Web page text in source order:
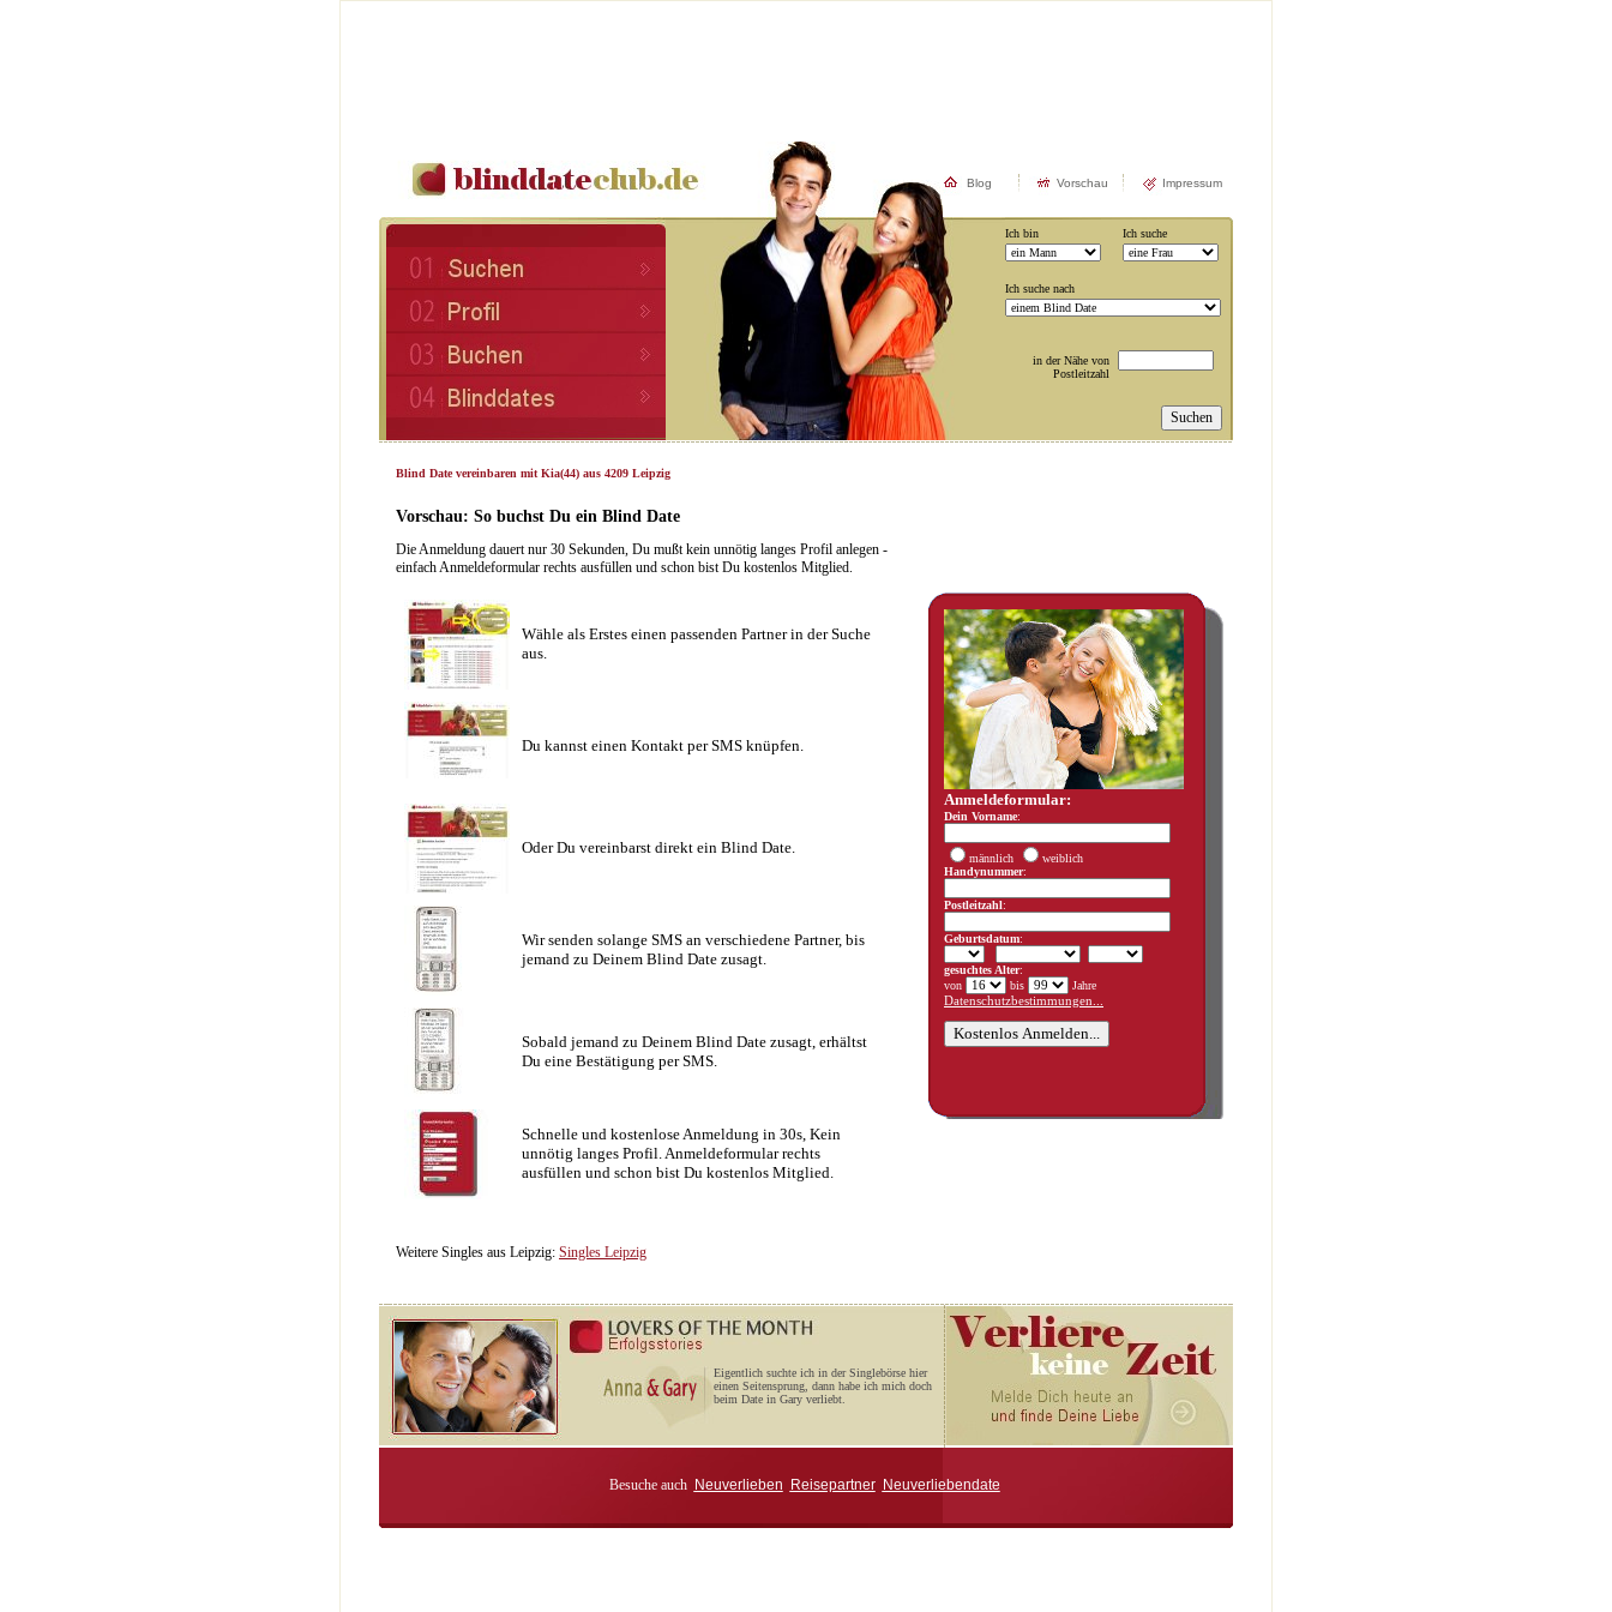
Blog Vorschau Impressum
Ich bin Ich suche
Ich suche nach
in der Nähe von
Postleitzahl
Blind Date vereinbaren mit Kia(44) aus 4209 Leipzig
Vorschau: So buchst Du ein Blind Date
Die Anmeldung dauert nur 30 Sekunden, Du mußt kein unnötig langes Profil anlegen -
einfach Anmeldeformular rechts ausfüllen und schon bist Du kostenlos Mitglied.
Wähle als Erstes einen passenden Partner in der Suche
aus.
Du kannst einen Kontakt per SMS knüpfen.
Oder Du vereinbarst direkt ein Blind Date.
Wir senden solange SMS an verschiedene Partner, bis
jemand zu Deinem Blind Date zusagt.
Sobald jemand zu Deinem Blind Date zusagt, erhältst
Du eine Bestätigung per SMS.
Schnelle und kostenlose Anmeldung in 30s, Kein
unnötig langes Profil. Anmeldeformular rechts
ausfüllen und schon bist Du kostenlos Mitglied.
Anmeldeformular:
Dein Vorname:
männlich
weiblich
Handynummer:
Postleitzahl:
Geburtsdatum:
gesuchtes Alter:
von
bis
Jahre
Datenschutzbestimmungen...
Weitere Singles aus Leipzig: Singles Leipzig
Eigentlich suchte ich in der Singlebörse hier
einen Seitensprung, dann habe ich mich doch
beim Date in Gary verliebt.
Besuche auch Neuverlieben Reisepartner Neuverliebendate